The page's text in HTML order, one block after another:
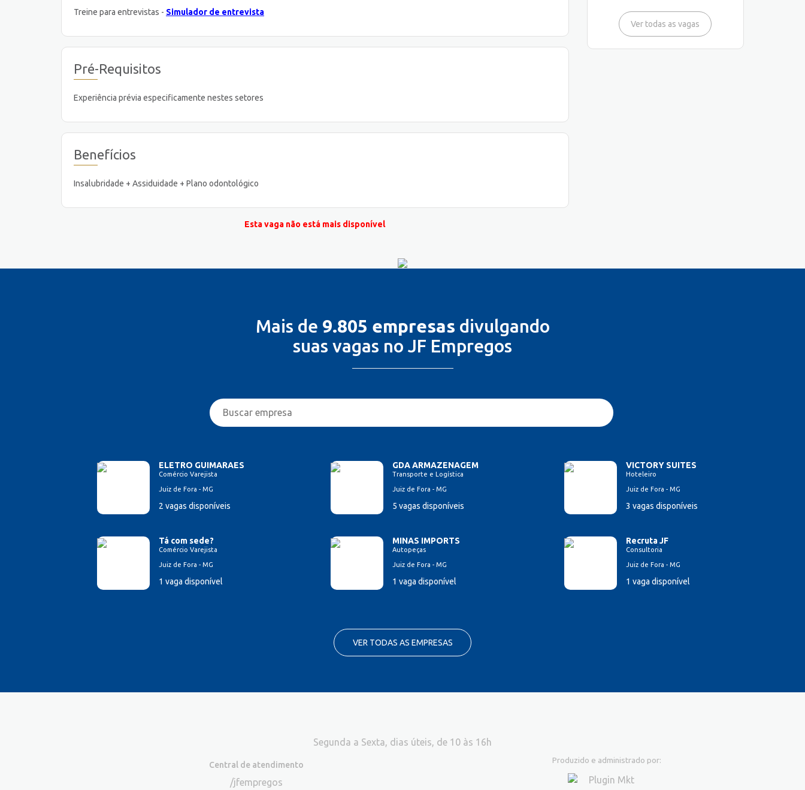
Treine para entrevistas - Simulador de entrevista
Pré-Requisitos
Experiência prévia especificamente nestes setores
Benefícios
Insalubridade + Assiduidade + Plano odontológico
Esta vaga não está mais disponível
Ver todas as vagas
Mais de 9.805 empresas divulgando
suas vagas no JF Empregos
ELETRO GUIMARAES
Comércio Varejista
Juiz de Fora - MG
2 vagas disponíveis
GDA ARMAZENAGEM
Transporte e Logística
Juiz de Fora - MG
5 vagas disponíveis
VICTORY SUITES
Hoteleiro
Juiz de Fora - MG
3 vagas disponíveis
Tá com sede?
Comércio Varejista
Juiz de Fora - MG
1 vaga disponível
MINAS IMPORTS
Autopeças
Juiz de Fora - MG
1 vaga disponível
Recruta JF
Consultoria
Juiz de Fora - MG
1 vaga disponível
VER TODAS AS EMPRESAS
Segunda a Sexta, dias úteis, de 10 às 16h
Central de atendimento
/jfempregos
Produzido e administrado por: